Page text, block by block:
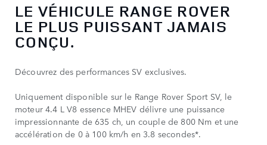
LE VÉHICULE RANGE ROVER
LE PLUS PUISSANT JAMAIS
CONÇU.
Découvrez des performances SV exclusives.
Uniquement disponible sur le Range Rover Sport SV, le
moteur 4.4 L V8 essence MHEV délivre une puissance
impressionnante de 635 ch, un couple de 800 Nm et une
accélération de 0 à 100 km/h en 3.8 secondes*.